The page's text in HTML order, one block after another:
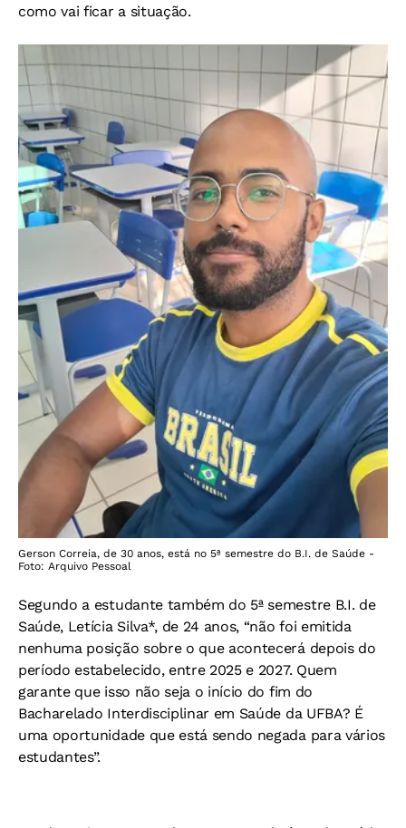
como vai ficar a situação.
Gerson Correia, de 30 anos, está no 5ª semestre do B.I. de Saúde -
Foto: Arquivo Pessoal
Segundo a estudante também do 5ª semestre B.I. de
Saúde, Letícia Silva*, de 24 anos, “não foi emitida
nenhuma posição sobre o que acontecerá depois do
período estabelecido, entre 2025 e 2027. Quem
garante que isso não seja o início do fim do
Bacharelado Interdisciplinar em Saúde da UFBA? É
uma oportunidade que está sendo negada para vários
estudantes”.